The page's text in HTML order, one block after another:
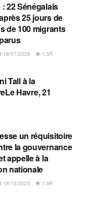
22 Sénégalais
25 jours de
de 100 migrants
18/07/2026 1.5K
Tall à la
Havre, 21
un réquisitoire
la gouvernance
appelle à la
nationale
18/12/2025 1.9K